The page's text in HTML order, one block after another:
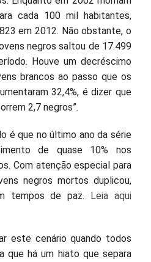
cada 100 mil habitantes,
em 2012. Não obstante, o
negros saltou de 17.499
Houve um decréscimo
brancos ao passo que os
32,4%, é dizer que
2,7 negros”.
é que no último ano da série
de quase 10% nos
Com atenção especial para
negros mortos duplicou,
tempos de paz. Leia aqui
este cenário quando todos
que há um hiato que separa